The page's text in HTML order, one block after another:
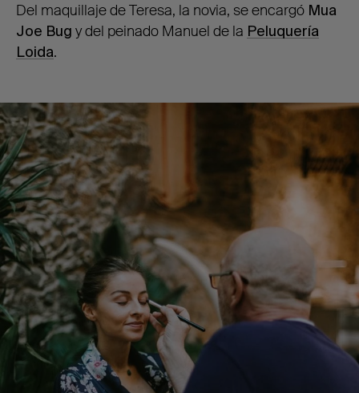
Del maquillaje de Teresa, la novia, se encargó Mua
Joe Bug y del peinado Manuel de la Peluquería
Loida.